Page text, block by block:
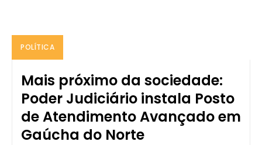
POLÍTICA
Mais próximo da sociedade:
Poder Judiciário instala Posto
de Atendimento Avançado em
Gaúcha do Norte